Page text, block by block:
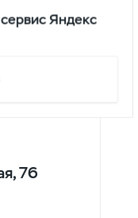
76
Яндекс